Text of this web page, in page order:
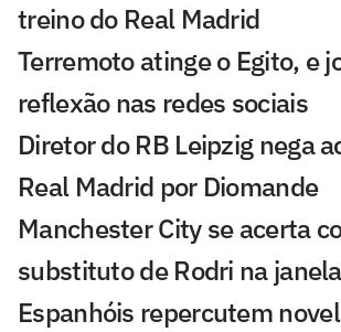
treino do Real Madrid
Terremoto atinge o Egito, e
reflexão nas redes sociais
Diretor do RB Leipzig nega
Real Madrid por Diomande
Manchester City se acerta
substituto de Rodri na janela
Espanhóis repercutem